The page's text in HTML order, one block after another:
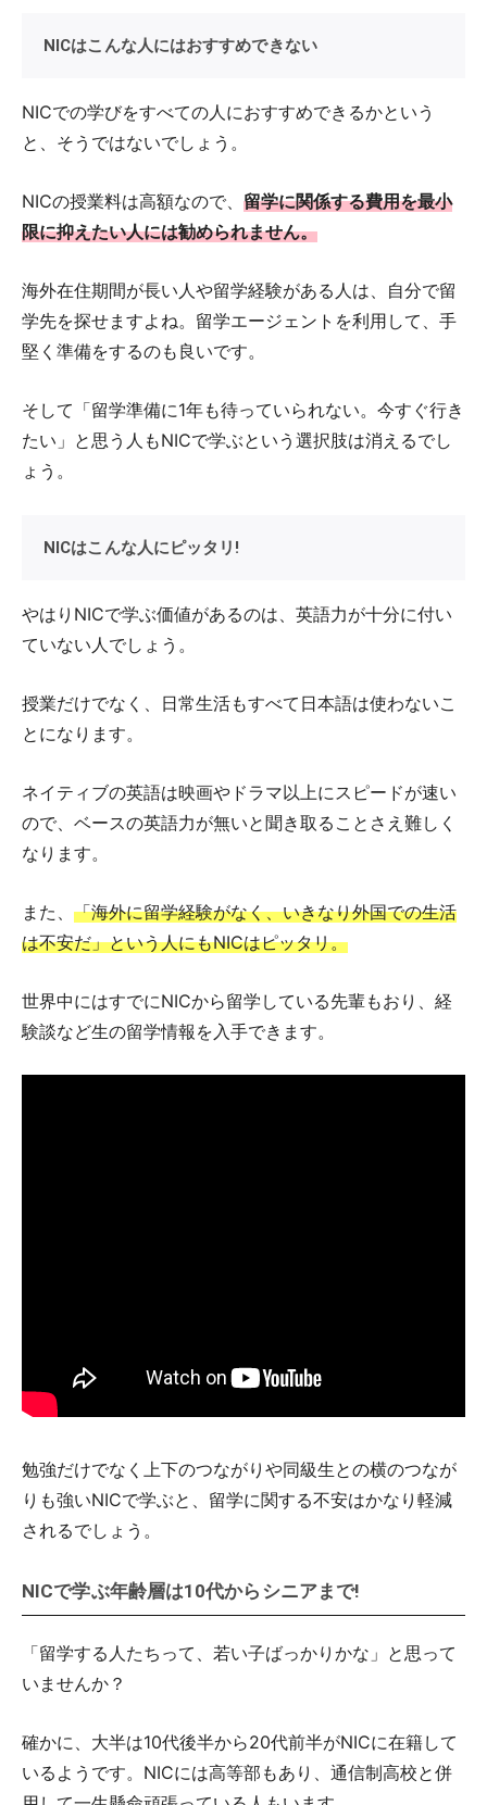
NICはこんな人にはおすすめできない
NICでの学びをすべての人におすすめできるかという
と、そうではないでしょう。
NICの授業料は高額なので、 留学に関係する費用を最小
限に抑えたい人には勧められません。
海外在住期間が長い人や留学経験がある人は、自分で留
学先を探せますよね。留学エージェントを利用して、手
堅く準備をするのも良いです。
そして「留学準備に1年も待っていられない。今すぐ行き
たい」と思う人もNICで学ぶという選択肢は消えるでし
ょう。
NICはこんな人にピッタリ!
やはりNICで学ぶ価値があるのは、英語力が十分に付い
ていない人でしょう。
授業だけでなく、日常生活もすべて日本語は使わないこ
とになります。
ネイティブの英語は映画やドラマ以上にスピードが速い
ので、ベースの英語力が無いと聞き取ることさえ難しく
なります。
また、 「海外に留学経験がなく、いきなり外国での生活
は不安だ」という人にもNICはピッタリ。
世界中にはすでにNICから留学している先輩もおり、経
験談など生の留学情報を入手できます。
勉強だけでなく上下のつながりや同級生との横のつなが
りも強いNICで学ぶと、留学に関する不安はかなり軽減
されるでしょう。
NICで学ぶ年齢層は10代からシニアまで!
「留学する人たちって、若い子ばっかりかな」と思って
いませんか？
確かに、大半は10代後半から20代前半がNICに在籍して
いるようです。NICには高等部もあり、通信制高校と併